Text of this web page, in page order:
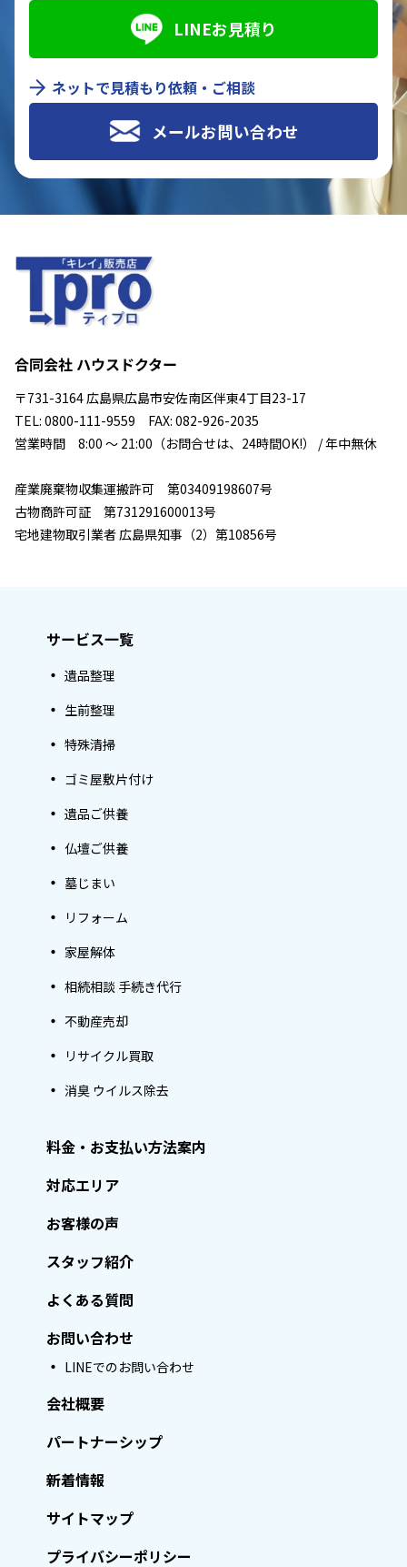
LINEお見積り
ネットで見積もり依頼・ご相談
メールお問い合わせ
合同会社 ハウスドクター
〒731-3164 広島県広島市安佐南区伴東4丁目23-17
TEL: 0800-111-9559 FAX: 082-926-2035
営業時間 8:00 ～ 21:00（お問合せは、24時間OK!） / 年中無休
産業廃棄物収集運搬許可 第03409198607号
古物商許可証 第731291600013号
宅地建物取引業者 広島県知事（2）第10856号
サービス一覧
遺品整理
生前整理
特殊清掃
ゴミ屋敷片付け
遺品ご供養
仏壇ご供養
墓じまい
リフォーム
家屋解体
相続相談 手続き代行
不動産売却
リサイクル買取
消臭 ウイルス除去
料金・お支払い方法案内
対応エリア
お客様の声
スタッフ紹介
よくある質問
お問い合わせ
LINEでのお問い合わせ
会社概要
パートナーシップ
新着情報
サイトマップ
プライバシーポリシー